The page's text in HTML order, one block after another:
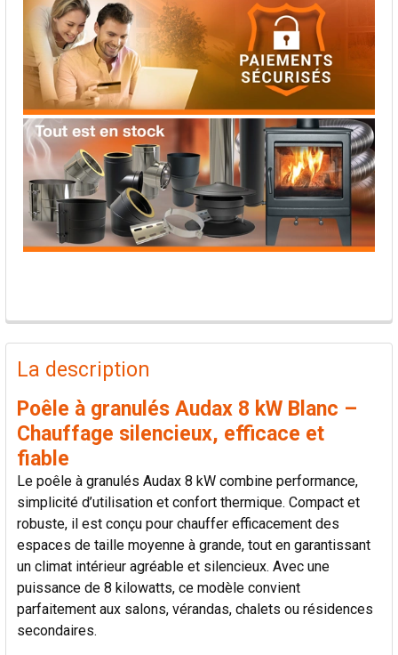
PRODUITS
FRÉQUEMMENT
ACHETÉS
TOUT
SÉLECTIONNER
AJOUTER
LA
SÉLECTION
AU PANIER
La description
Poêle à granulés Audax 8 kW Blanc –
Chauffage silencieux, efficace et
fiable
Le poêle à granulés Audax 8 kW combine performance,
simplicité d’utilisation et confort thermique. Compact et
robuste, il est conçu pour chauffer efficacement des
espaces de taille moyenne à grande, tout en garantissant
un climat intérieur agréable et silencieux. Avec une
puissance de 8 kilowatts, ce modèle convient
parfaitement aux salons, vérandas, chalets ou résidences
secondaires.